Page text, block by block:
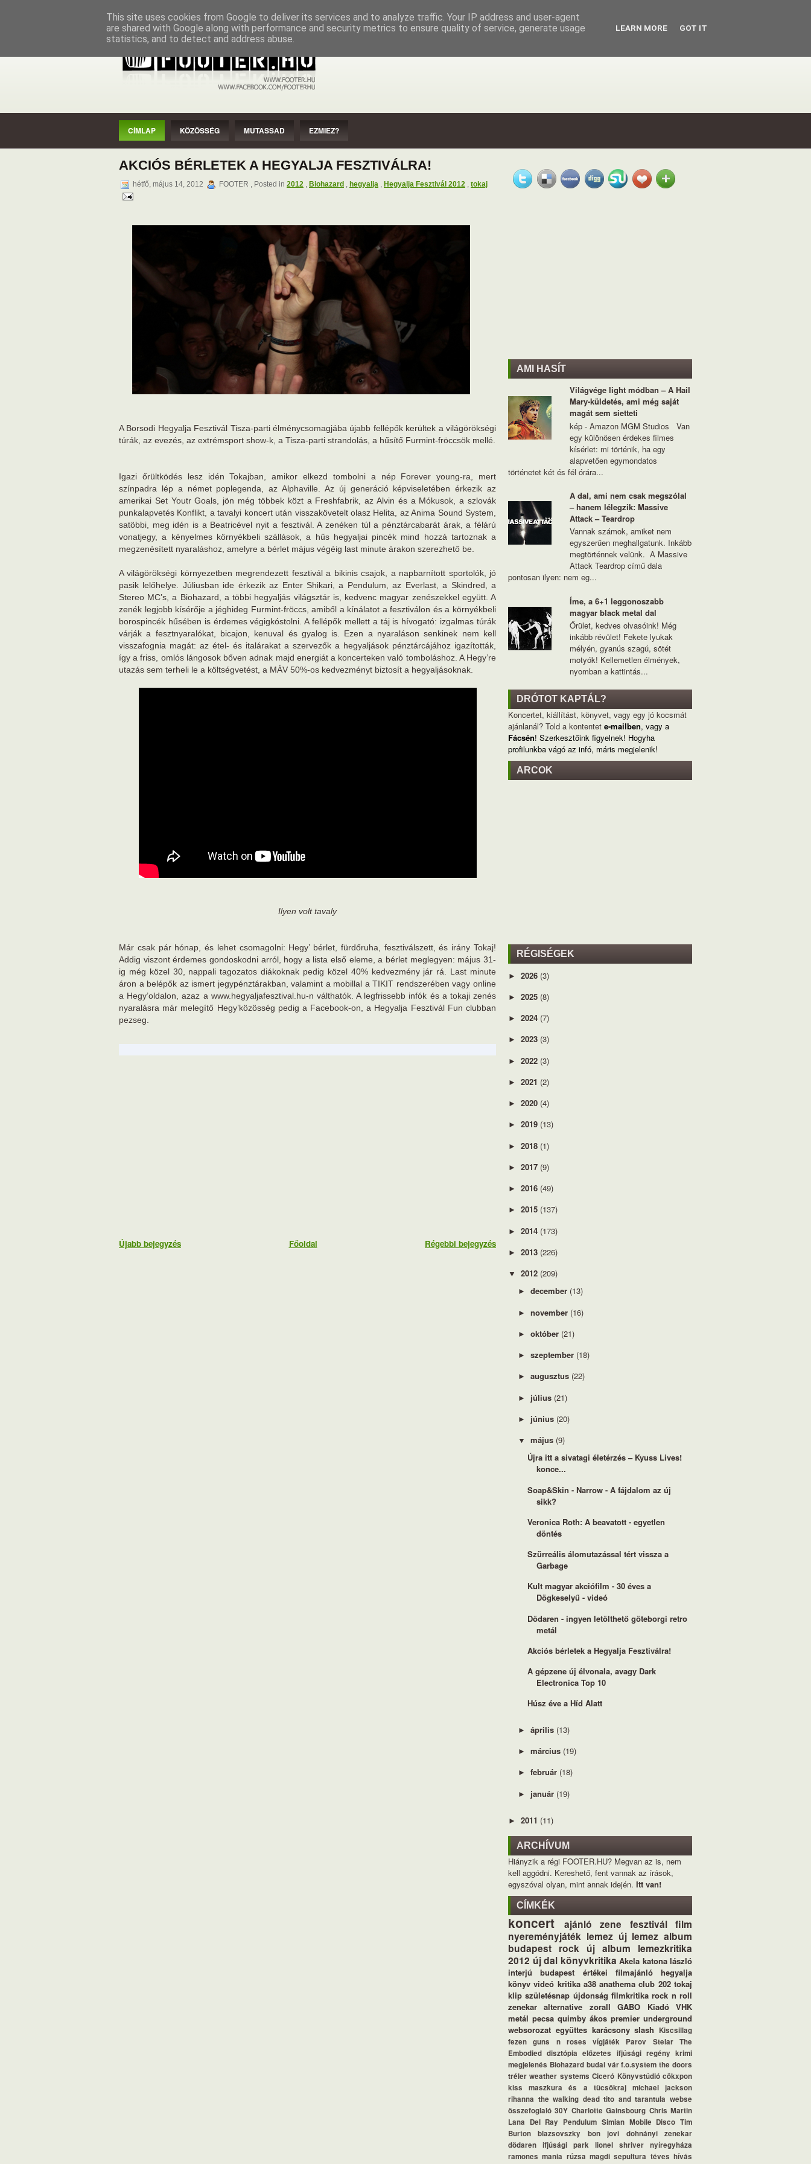
CÍMLAP KÖZÖSSÉG MUTASSAD EZMIEZ? IMPRESSZUM SZERZŐI JOGOK
CÍMLAP KÖZÖSSÉG MUTASSAD EZMIEZ?
AKCIÓS BÉRLETEK A HEGYALJA FESZTIVÁLRA!
hétfő, május 14, 2012 FOOTER , Posted in 2012 , Biohazard , hegyalja , Hegyalja Fesztivál 2012 , tokaj
A Borsodi Hegyalja Fesztivál Tisza-parti élménycsomagjába újabb fellépők kerültek a világörökségi
túrák, az evezés, az extrémsport show-k, a Tisza-parti strandolás, a hűsítő Furmint-fröccsök mellé.
Igazi őrültködés lesz idén Tokajban, amikor elkezd tombolni a nép Forever young-ra, mert
színpadra lép a német poplegenda, az Alphaville. Az új generáció képviseletében érkezik az
amerikai Set Youtr Goals, jön még többek közt a Freshfabrik, az Alvin és a Mókusok, a szlovák
punkalapvetés Konflikt, a tavalyi koncert után visszakövetelt olasz Helita, az Anima Sound System,
satöbbi, meg idén is a Beatricével nyit a fesztivál. A zenéken túl a pénztárcabarát árak, a félárú
vonatjegy, a kényelmes környékbeli szállások, a hűs hegyaljai pincék mind hozzá tartoznak a
megzenésített nyaraláshoz, amelyre a bérlet május végéig last minute árakon szerezhető be.
A világörökségi környezetben megrendezett fesztivál a bikinis csajok, a napbarnított sportolók, jó
pasik lelőhelye. Júliusban ide érkezik az Enter Shikari, a Pendulum, az Everlast, a Skindred, a
Stereo MC’s, a Biohazard, a többi hegyaljás világsztár is, kedvenc magyar zenészekkel együtt. A
zenék legjobb kísérője a jéghideg Furmint-fröccs, amiből a kínálatot a fesztiválon és a környékbeli
borospincék hűsében is érdemes végigkóstolni. A fellépők mellett a táj is hívogató: izgalmas túrák
várják a fesztnyaralókat, bicajon, kenuval és gyalog is. Ezen a nyaraláson senkinek nem kell
visszafognia magát: az étel- és italárakat a szervezők a hegyaljások pénztárcájához igazították,
így a friss, omlós lángosok bőven adnak majd energiát a koncerteken való tomboláshoz. A Hegy’re
utazás sem terheli le a költségvetést, a MÁV 50%-os kedvezményt biztosít a hegyaljásoknak.
Ilyen volt tavaly
Már csak pár hónap, és lehet csomagolni: Hegy’ bérlet, fürdőruha, fesztiválszett, és irány Tokaj!
Addig viszont érdemes gondoskodni arról, hogy a lista első eleme, a bérlet meglegyen: május 31-
ig még közel 30, nappali tagozatos diákoknak pedig közel 40% kedvezmény jár rá. Last minute
áron a belépők az ismert jegypénztárakban, valamint a mobillal a TIKIT rendszerében vagy online
a Hegy’oldalon, azaz a www.hegyaljafesztival.hu-n válthatók. A legfrissebb infók és a tokaji zenés
nyaralásra már melegítő Hegy’közösség pedig a Facebook-on, a Hegyalja Fesztivál Fun clubban
pezseg.
Újabb bejegyzés Régebbi bejegyzés
Főoldal
AMI HASÍT
Világvége light módban – A Hail
Mary-küldetés, ami még saját
magát sem sietteti
kép - Amazon MGM Studios Van
egy különösen érdekes filmes
kísérlet: mi történik, ha egy
alapvetően egymondatos
történetet két és fél órára...
A dal, ami nem csak megszólal
– hanem lélegzik: Massive
Attack – Teardrop
Vannak számok, amiket nem
egyszerűen meghallgatunk. Inkább
megtörténnek velünk. A Massive
Attack Teardrop című dala
pontosan ilyen: nem eg...
Íme, a 6+1 leggonoszabb
magyar black metal dal
Őrület, kedves olvasóink! Még
inkább révület! Fekete lyukak
mélyén, gyanús szagú, sötét
motyók! Kellemetlen élmények,
nyomban a kattintás...
DRÓTOT KAPTÁL?
Koncertet, kiállítást, könyvet, vagy egy jó kocsmát
ajánlanál? Told a kontentet e-mailben, vagy a
Fácsén! Szerkesztőink figyelnek! Hogyha
profilunkba vágó az infó, máris megjelenik!
ARCOK
RÉGISÉGEK
► 2026 (3)
► 2025 (8)
► 2024 (7)
► 2023 (3)
► 2022 (3)
► 2021 (2)
► 2020 (4)
► 2019 (13)
► 2018 (1)
► 2017 (9)
► 2016 (49)
► 2015 (137)
► 2014 (173)
► 2013 (226)
▼ 2012 (209)
► december (13)
► november (16)
► október (21)
► szeptember (18)
► augusztus (22)
► július (21)
► június (20)
▼ május (9)
Újra itt a sivatagi életérzés – Kyuss Lives!
konce...
Soap&Skin - Narrow - A fájdalom az új
sikk?
Veronica Roth: A beavatott - egyetlen
döntés
Szürreális álomutazással tért vissza a
Garbage
Kult magyar akciófilm - 30 éves a
Dögkeselyű - videó
Dödaren - ingyen letölthető göteborgi retro
metál
Akciós bérletek a Hegyalja Fesztiválra!
A gépzene új élvonala, avagy Dark
Electronica Top 10
Húsz éve a Híd Alatt
► április (13)
► március (19)
► február (18)
► január (19)
► 2011 (11)
ARCHÍVUM
Hiányzik a régi FOOTER.HU? Megvan az is, nem
kell aggódni. Kereshető, fent vannak az írások,
egyszóval olyan, mint annak idején. Itt van!
CÍMKÉK
koncert ajánló zene fesztivál film
nyereményjáték lemez új lemez album
budapest rock új album
lemezkritika
2012 új dal könyvkritika Akela katona lászló
interjú
budapest értékei filmajánló
hegyalja
könyv videó kritika a38 anathema club 202 tokaj
klip születésnap újdonság filmkritika rock n roll
zenekar
alternative zorall GABO Kiadó
VHK
metál pecsa quimby ákos premier underground
websorozat együttes karácsony slash Kiscsillag
fezen
guns n roses vígjáték Parov Stelar
The
Embodied disztópia előzetes ifjúsági regény krimi
megjelenés Biohazard budai vár f.o.system the doors
tréler weather systems Ciceró Könyvstúdió cökxpon
kiss
maszkura és a tücsökraj
michael jackson
rihanna the walking dead tito and tarantula webse
összefoglaló 30Y Charlotte Gainsbourg Chris Martin
Lana Del Ray Pendulum Simian Mobile Disco Tim
Burton
blazsovszky bon jovi
dohnányi zenekar
dödaren ifjúsági park lionel shriver nyíregyháza
ramones mania rúzsa magdi sepultura téves hívás
This site uses cookies from Google to deliver its services and to analyze traffic. Your IP address and user-agent
are shared with Google along with performance and security metrics to ensure quality of service, generate usage
statistics, and to detect and address abuse.
LEARN MORE GOT IT